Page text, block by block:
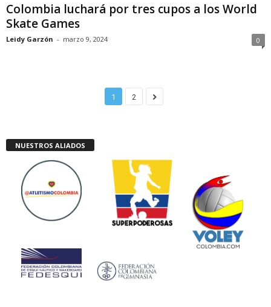
Colombia luchará por tres cupos a los World
Skate Games
Leidy Garzón - marzo 9, 2024 0
1 2
NUESTROS ALIADOS